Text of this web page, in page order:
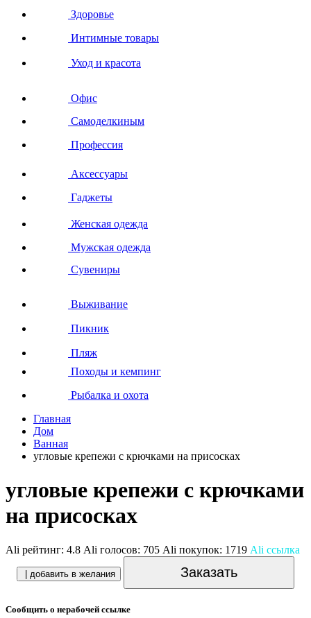
Здоровье
Интимные товары
Уход и красота
Офис
Самоделкиным
Профессия
Аксессуары
Гаджеты
Женская одежда
Мужская одежда
Сувениры
Выживание
Пикник
Пляж
Походы и кемпинг
Рыбалка и охота
Главная
Дом
Ванная
угловые крепежи с крючками на присосках
угловые крепежи с крючками
на присосках
Ali рейтинг: 4.8 Ali голосов: 705 Ali покупок: 1719 Ali ссылка
| добавить в желания Заказать
Сообщить о нерабочей ссылке